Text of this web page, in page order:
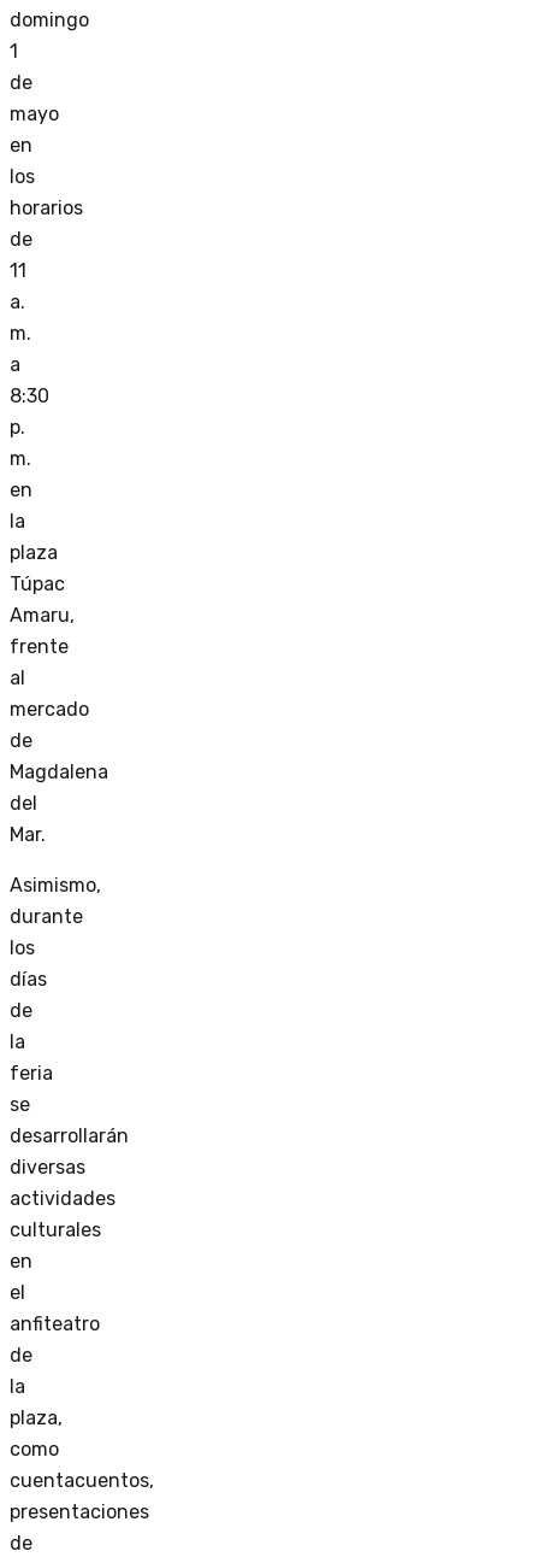
domingo
1
de
mayo
en
los
horarios
de
11
a.
m.
a
8:30
p.
m.
en
la
plaza
Túpac
Amaru,
frente
al
mercado
de
Magdalena
del
Mar.
Asimismo,
durante
los
días
de
la
feria
se
desarrollarán
diversas
actividades
culturales
en
el
anfiteatro
de
la
plaza,
como
cuentacuentos,
presentaciones
de